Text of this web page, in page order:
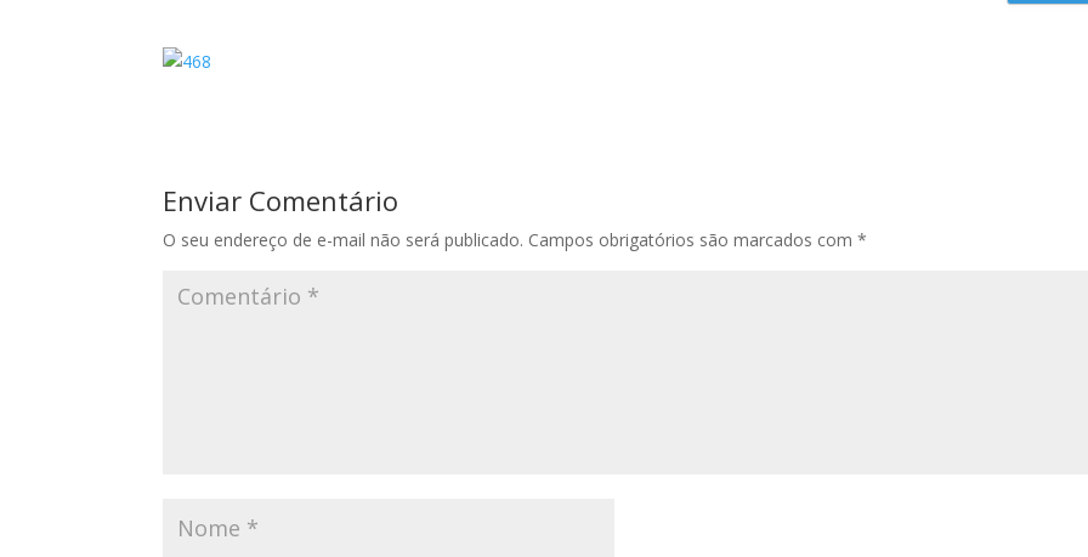
Enviar Comentário
O seu endereço de e-mail não será publicado. Campos obrigatórios são marcados com*